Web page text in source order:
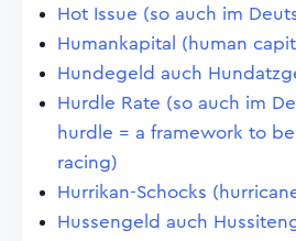
Hot Issue (so auch im
Humankapital (human
Hundegeld auch
Hurdle Rate (so auch im
hurdle = a framework to
racing)
Hurrikan-Schocks
Hussengeld auch